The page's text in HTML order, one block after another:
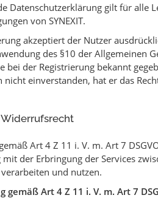
Datenschutzerklärung gilt für alle
von SYNEXIT.
akzeptiert der Nutzer
des §10 der Allgemeinen
bei der Registrierung bekannt
nicht einverstanden, hat er das
Art 4 Z 11 i. V. m. Art 7
der Erbringung der Services
und nutzen.
gemäß Art 4 Z 11 i. V. m. Art 7